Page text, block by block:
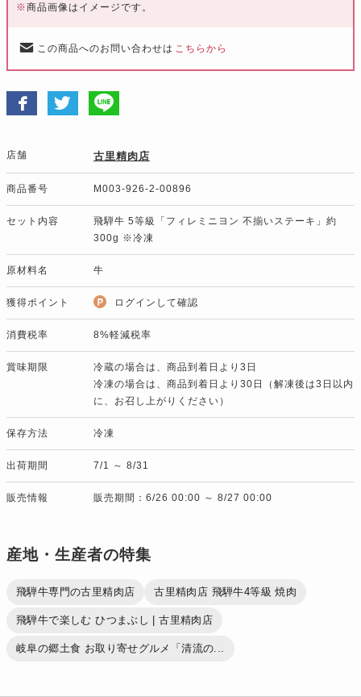
※商品画像はイメージです。
この商品へのお問い合わせは こちらから
店舗 古里精肉店
商品番号 M003-926-2-00896
セット内容
飛騨牛 5等級「フィレミニヨン 不揃いステーキ」約
300g ※冷凍
原材料名 牛
獲得ポイント ログインして確認
消費税率 8%軽減税率
賞味期限
冷蔵の場合は、商品到着日より3日
冷凍の場合は、商品到着日より30日（解凍後は3日以内
に、お召し上がりください）
保存方法 冷凍
出荷期間 7/1 ～ 8/31
販売情報 販売期間：6/26 00:00 ～ 8/27 00:00
産地・生産者の特集
飛騨牛専門の古里精肉店 古里精肉店 飛騨牛4等級 焼肉
飛騨牛で楽しむ ひつまぶし | 古里精肉店
岐阜の郷土食 お取り寄せグルメ「清流の...